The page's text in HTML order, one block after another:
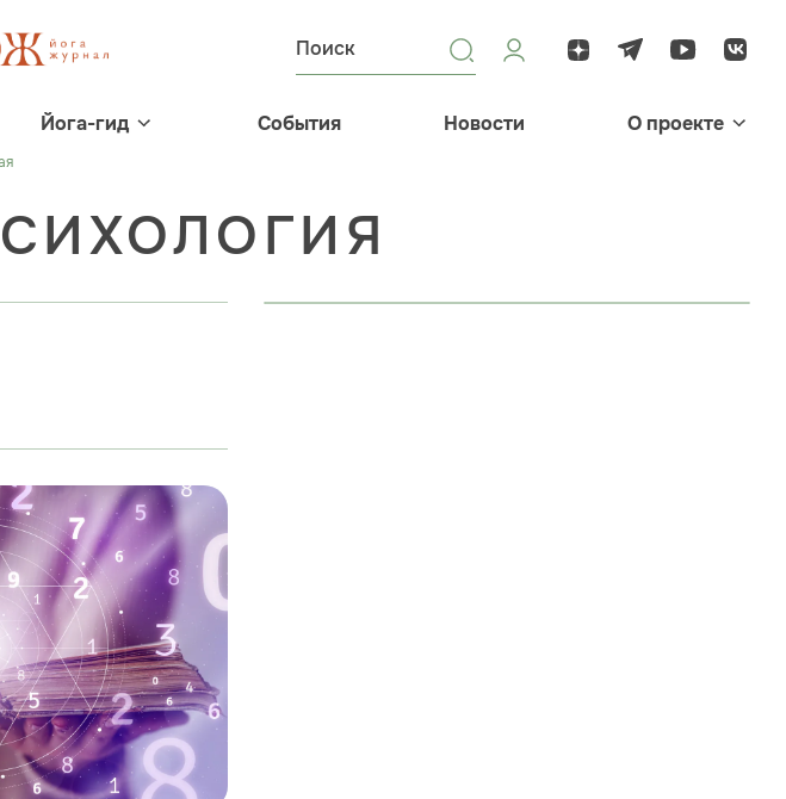
Йога-гид События Новости О проекте